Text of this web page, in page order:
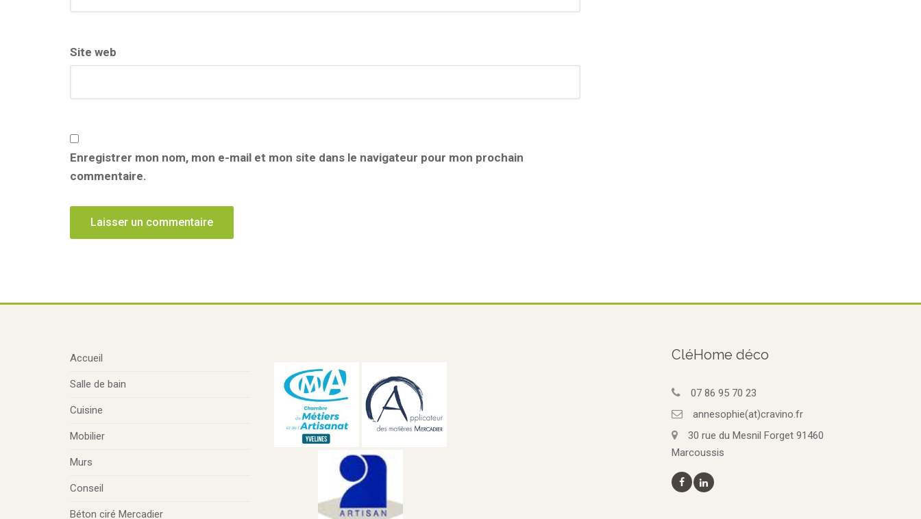
Site web
Enregistrer mon nom, mon e-mail et mon site dans le navigateur pour mon prochain
commentaire.
Accueil
Salle de bain
Cuisine
Mobilier
Murs
Conseil
Béton ciré Mercadier
CléHome déco
07 86 95 70 23
annesophie(at)cravino.fr
30 rue du Mesnil Forget 91460
Marcoussis